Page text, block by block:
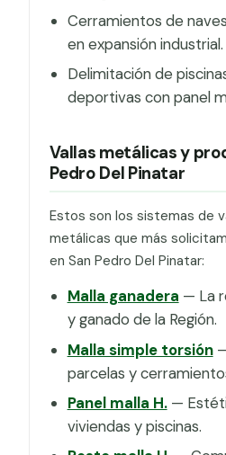
Cerramientos de
en expansión industrial.
Delimitación de
deportivas con panel
Vallas metálicas y
Pedro Del Pinatar
Estos son los sistemas de
metálicas que más
en San Pedro Del Pinatar:
Malla ganadera — La
y ganado de la Región.
Malla simple torsión—
parcelas y
Panel malla H.—
viviendas y piscinas.